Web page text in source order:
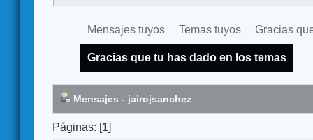
Mensajes tuyos Temas tuyos Gracias
Gracias que tu has dado en los temas
Mensajes - jairojsanchez
Páginas: [1]